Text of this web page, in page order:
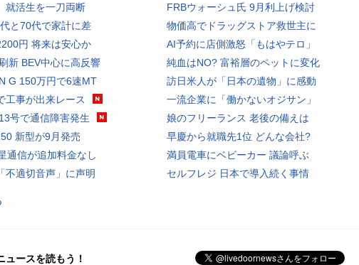
就活生を一刀両断
と70代で家計に差
円 将来は安心か
新 BEV中心に高反響
G 150万円で6速MT
工事が出来レース
号で通信障害発生
新型が9月発売
通信が追加料金なし
不適切音声」に声明
FRBウォーシュ氏 9月利上げ検討
物価高でドラッグストア救世主に
AI予約に店側激怒「もはやテロ」
純血はNO? 富裕層のペットに変化
訪日米人が「日本の遺物」に感動
一流企業に「働かないオジサン」
娘のフリーランス 老後の備えは
早慶から就職先1位 どんな会社?
満員電車にベビーカー 議論呼ぶ
セルフレジ 日本で導入続く事情
ュースを読もう！